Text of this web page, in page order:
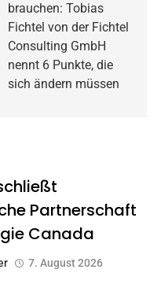
brauchen: Tobias
Fichtel von der Fichtel
Consulting GmbH
nennt 6 Punkte, die
sich ändern müssen
Partnerschaft
Canada
7. August 2026